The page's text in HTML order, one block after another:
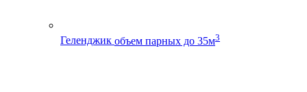
Геленджик объем парных до 35м3